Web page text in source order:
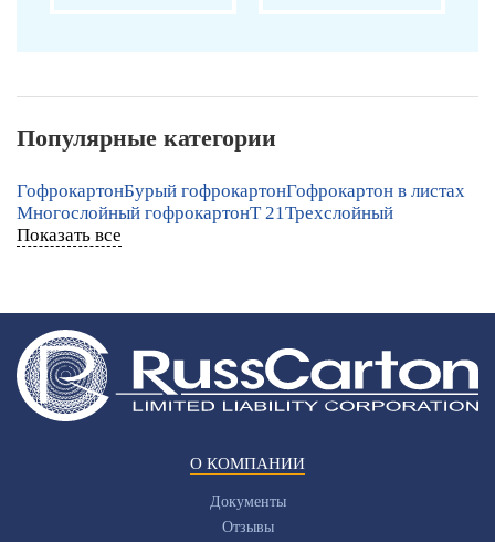
Популярные категории
ГофрокартонБурый гофрокартонГофрокартон в листах
Многослойный гофрокартонТ 21Трехслойный
Показать все
О КОМПАНИИ
Документы
Отзывы